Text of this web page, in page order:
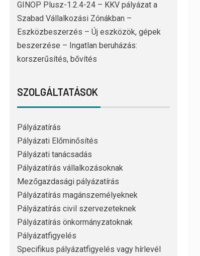
GINOP Plusz-1.2.4-24 – KKV pályázat a
Szabad Vállalkozási Zónákban –
Eszközbeszerzés – Új eszközök, gépek
beszerzése – Ingatlan beruházás:
korszerűsítés, bővítés
SZOLGÁLTATÁSOK
Pályázatírás
Pályázati Előminősítés
Pályázati tanácsadás
Pályázatírás vállalkozásoknak
Mezőgazdasági pályázatírás
Pályázatírás magánszemélyeknek
Pályázatírás civil szervezeteknek
Pályázatírás önkormányzatoknak
Pályázatfigyelés
Specifikus pályázatfigyelés vagy hírlevél